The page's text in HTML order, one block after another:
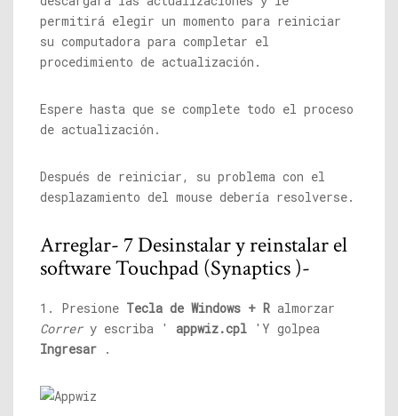
permitirá elegir un momento para reiniciar
su computadora para completar el
procedimiento de actualización.
Espere hasta que se complete todo el proceso
de actualización.
Después de reiniciar, su problema con el
desplazamiento del mouse debería resolverse.
Arreglar- 7 Desinstalar y reinstalar el
software Touchpad (Synaptics )-
1. Presione Tecla de Windows + R almorzar
Correry escriba ' appwiz.cpl 'Y golpea
Ingresar .